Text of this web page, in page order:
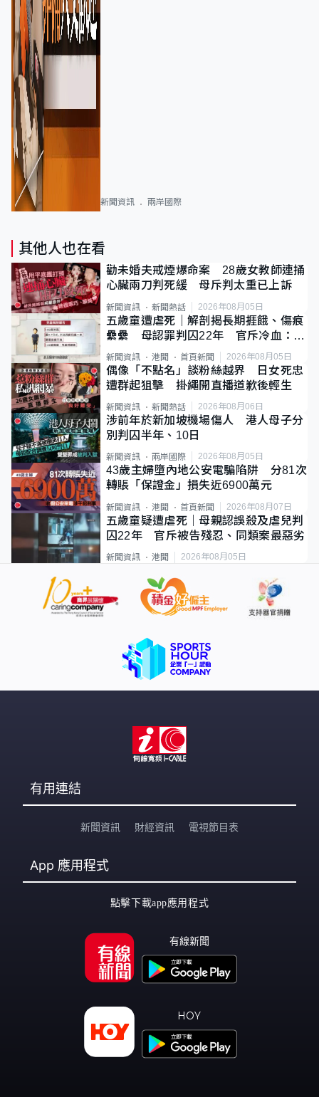
新聞資訊 兩岸國際
其他人也在看
勸未婚夫戒煙爆命案 28歲女教師連捅
心臟兩刀判死緩 母斥判太重已上訴
新聞資訊 新聞熱話 2026年08月05日
五歲童遭虐死｜解剖揭長期捱餓、傷痕
纍纍 母認罪判囚22年 官斥冷血：同
類案最惡劣
新聞資訊 港聞 首頁新聞 2026年08月05日
偶像「不點名」談粉絲越界 日女死忠
遭群起狙擊 掛繩開直播道歉後輕生
新聞資訊 新聞熱話 2026年08月06日
涉前年於新加坡機場傷人 港人母子分
別判囚半年、10日
新聞資訊 兩岸國際 2026年08月05日
43歲主婦墮內地公安電騙陷阱 分81次
轉賬「保證金」損失近6900萬元
新聞資訊 港聞 首頁新聞 2026年08月07日
五歲童疑遭虐死｜母親認誤殺及虐兒判
囚22年 官斥被告殘忍、同類案最惡劣
新聞資訊 港聞 2026年08月05日
有用連結
新聞資訊 財經資訊 電視節目表
App 應用程式
點擊下載app應用程式
有線新聞
HOY